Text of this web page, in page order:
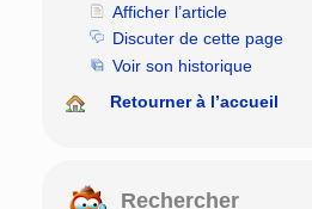
Afficher l’article
Discuter de cette page
Voir son historique
Retourner à l’accueil
Rechercher